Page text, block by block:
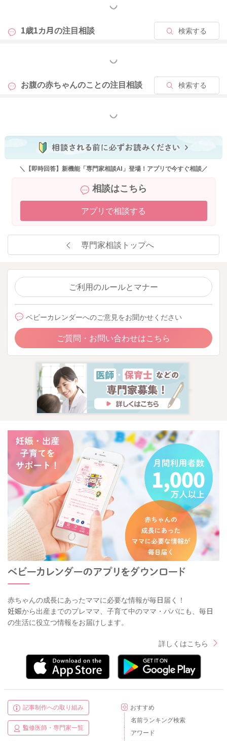
に気を付けていただくことで、変わってくることもあるのでは
ないことがほとんどになります。
なので無意識にやってしまっていることになるのかもわからな
いのですが、上記の様なことを気を付けていただきつつ、赤ち
どうぞよろしくお願いします。
もっと見る
1歳1カ月の注目相談 検索する
もっと見る
お腹の赤ちゃんのことの注目相談 検索する
もっと見る
＼【即時回答】新機能「専門家相談AI」登場！アプリで今すぐ相談／
相談はこちら
アプリで相談する
専門家相談トップへ
ご利用のルールとマナー
ベビーカレンダーへのご意見をお聞かせください
ご質問・お問い合わせはこちら
赤ちゃんの成長にあったママに必要な情報が毎日届く！
妊娠から出産までのプレママ、子育て中のママ・パパにも、毎日
の生活に役立つ情報をお届けします。
詳しくはこちら
記事制作への取り組み
監修医師・専門家一覧
おすすめ
名前ランキング検索
アワード